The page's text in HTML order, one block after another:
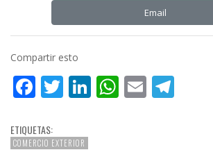
Email
Compartir esto
Facebook
Twitter
LinkedIn
WhatsApp
Email
ETIQUETAS:
COMERCIO EXTERIOR